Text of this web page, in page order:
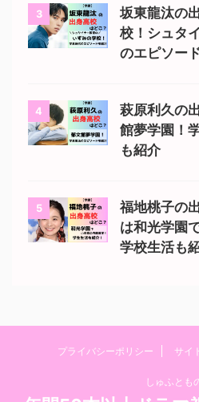
3
坂東龍汰の
校！シュタ
のエピソー
4
萩原利久の
館夢学園！
も紹介
5
福地桃子の
は和光学園
学校生活も
プライバシーポリシー サイ
しゅふとも